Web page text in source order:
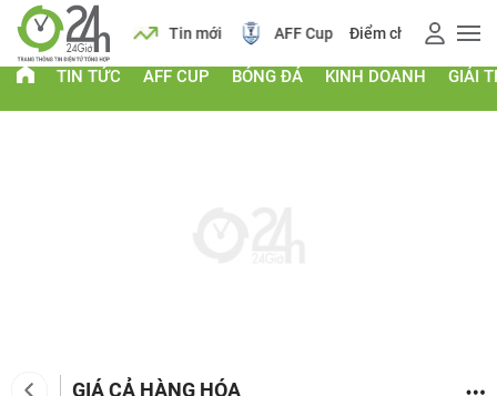
Lịch Tin mới AFF Cup Điểm chuẩn 2026
TIN TỨC AFF CUP BÓNG ĐÁ KINH DOANH GIẢI
GIÁ CẢ HÀNG HÓA